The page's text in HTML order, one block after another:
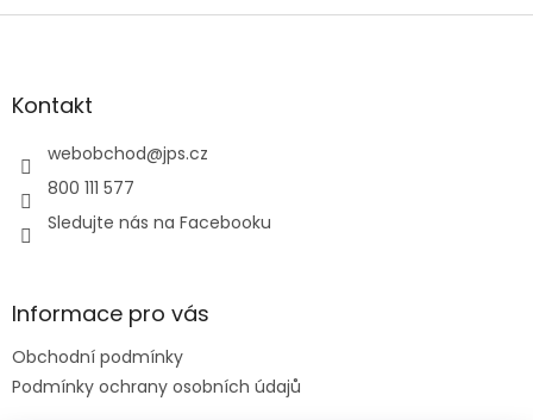
Z
aKontakt
webobchod@jps.cz
800 111 577
Sledujte nás na Facebooku
Informace pro vás
Obchodní podmínky
Podmínky ochrany osobních údajů